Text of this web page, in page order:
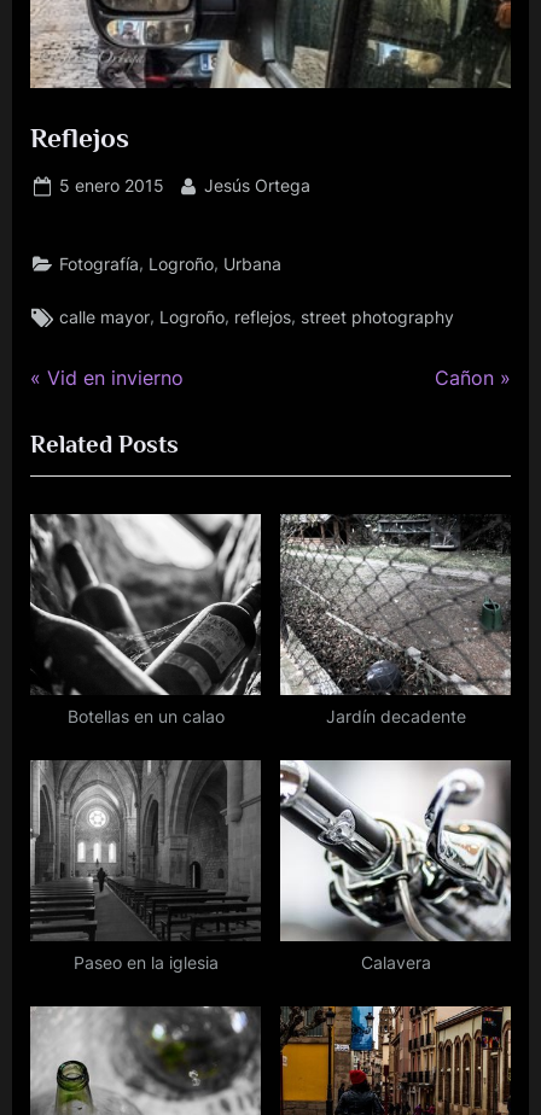
Reflejos
Publicado
5 enero 2015 Por
Jesús Ortega
Fotografía, Logroño, Urbana
Etiquetas:
calle mayor, Logroño, reflejos, street photography
Navegación
de
entradas
P
e
v
i
o
u
s
o
:
Vid en invierno
N
t
P
o
s
t
:
Cañon
Related Posts
Botellas en un calao Jardín decadente
Paseo en la iglesia Calavera